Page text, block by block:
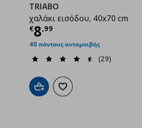
€ 7,99
TRIABO
χαλάκι εισόδου, 40x70 cm
€8,99
Τρέχουσα τιμή
40 πόντους ανταμοιβής
(29)
Προσθήκη στο καλάθι
Προσθήκη στα αγαπημένα